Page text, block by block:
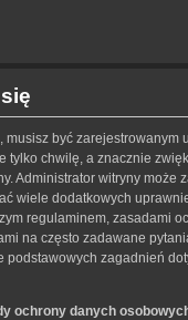
musisz być zarejestrowanym
tylko chwilę, a znacznie
Administrator witryny może
wiele dodatkowych
regulaminem, zasadami
na często zadawane
podstawowych zagadnień
ochrony danych